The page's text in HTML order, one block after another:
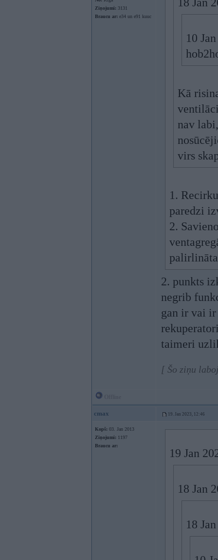
Ziņojumi: 3131
Braucu ar: e34 un e91 kuuc
10
Kā
nav
virs
1.
paredzi
2.
2. punkts
negrib
gan ir vai ir
taimeri
[ Šo ziņu
cmax 19. Jan 2023, 12:46
Kopš: 03. Jan 2013
Ziņojumi: 1197
Braucu ar:
19 Jan
18 Jan
18